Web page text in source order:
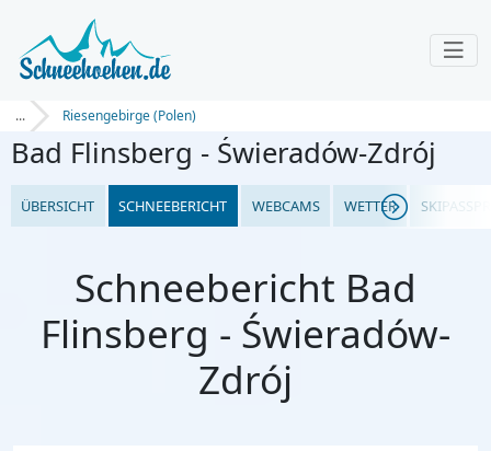
... Riesengebirge (Polen)
Bad Flinsberg - Świeradów-Zdrój
ÜBERSICHT SCHNEEBERICHT WEBCAMS WETTER
Schneebericht Bad
Flinsberg - Świeradów-
Zdrój